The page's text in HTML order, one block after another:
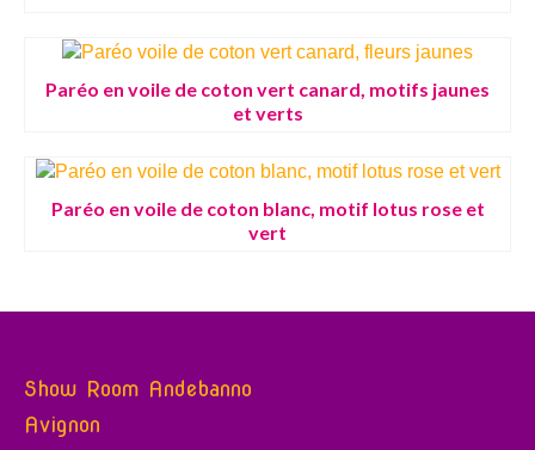
Paréo en voile de coton vert canard, motifs jaunes
et verts
Paréo en voile de coton blanc, motif lotus rose et
vert
Show Room Andebanno
Avignon